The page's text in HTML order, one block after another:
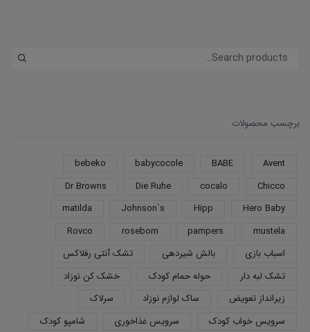
برچسب محصولات
Avent
BABE
babycocole
bebeko
Chicco
cocalo
Die Ruhe
Dr Browns
Hero Baby
Hipp
Johnson`s
matilda
mustela
pampers
roseborn
Rovco
اسباب بازی
بالش شیردهی
تشک آنتی رفلاکس
تشک لبه دار
حوله حمام کودک
خشک کن نوزاد
زیرانداز تعویض
ساک لوازم نوزاد
سرلاک
سرویس خواب کودک
سرویس غذاخوری
شامپو کودک